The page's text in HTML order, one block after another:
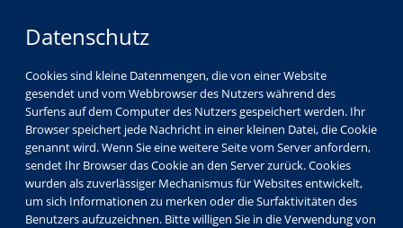
Datenschutz
Cookies sind kleine Datenmengen, die von einer Website
gesendet und vom Webbrowser des Nutzers während des
Surfens auf dem Computer des Nutzers gespeichert werden. Ihr
Browser speichert jede Nachricht in einer kleinen Datei, die Cookie
genannt wird. Wenn Sie eine weitere Seite vom Server anfordern,
sendet Ihr Browser das Cookie an den Server zurück. Cookies
wurden als zuverlässiger Mechanismus für Websites entwickelt,
um sich Informationen zu merken oder die Surfaktivitäten des
Benutzers aufzuzeichnen. Bitte willigen Sie in die Verwendung von